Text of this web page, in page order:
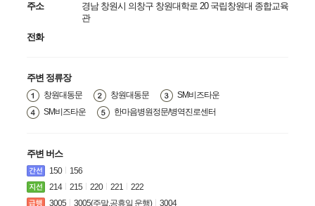
주소
경남 창원시 의창구 창원대학로 20 국립창원대 종합교육
관
전화
주변 정류장
창원대동문 창원대동문
SM비즈타운
SM비즈타운
한마음병원정문/병역진로센터
주변 버스
150
156
214
215 220 221
222
3005
3005(주말,공휴일 운행) 3004